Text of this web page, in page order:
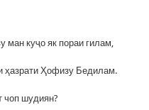
ман куҷо як пораи гилам,
ҳазрати Ҳофизу Бедилам.
чоп шудиян?